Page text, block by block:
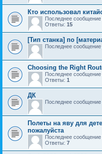
Кто использовал
Последнее сообщение
Ответы: 15
[Тип станка] по
Последнее сообщение
Choosing the Right
Последнее сообщение
Ответы: 1
ДК
Последнее сообщение
Полеты на яву для
пожалуйста
Последнее сообщение
Ответы: 7